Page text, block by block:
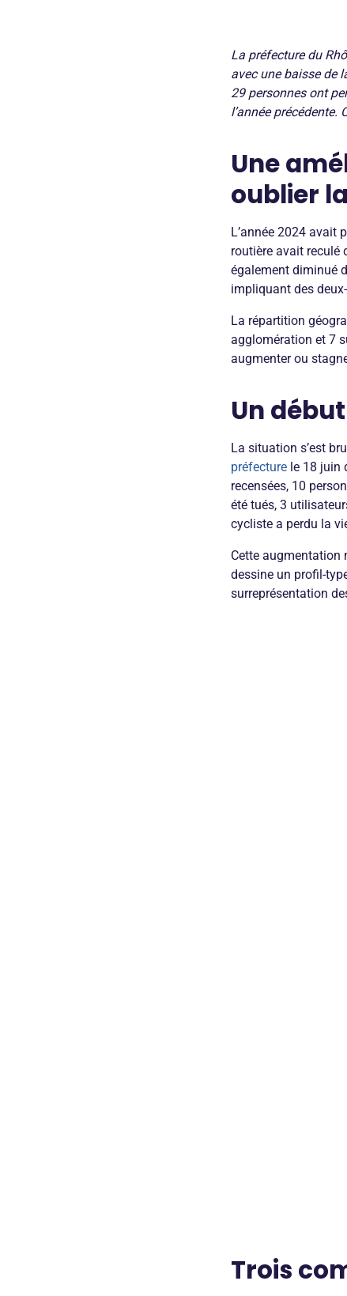
La préfecture du
avec une baisse de
29 personnes ont
l’année
Une
oublier
L’année 2024 avait
routière avait reculé
également diminué
impliquant des
La répartition
agglomération et 7
augmenter ou
Un
La situation s’est
préfecture le 18 juin
recensées, 10
été tués, 3
cycliste a perdu la
Cette augmentation
dessine un profil-
surreprésentation
Trois